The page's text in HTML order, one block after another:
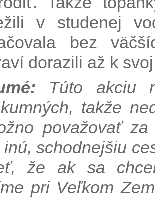
v studenej
bez
dorazili až k
Túto akciu
takže
považovať
schodnejšiu
že ak sa
pri Veľkom